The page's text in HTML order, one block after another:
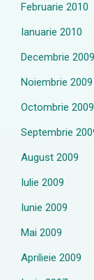
Februarie 2010
Ianuarie 2010
Decembrie 2009
Noiembrie 2009
Octombrie 2009
Septembrie
August 2009
Iulie 2009
Iunie 2009
Mai 2009
Aprilieie 2009